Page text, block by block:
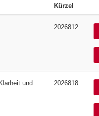
Kürzel
2026812
und
2026818